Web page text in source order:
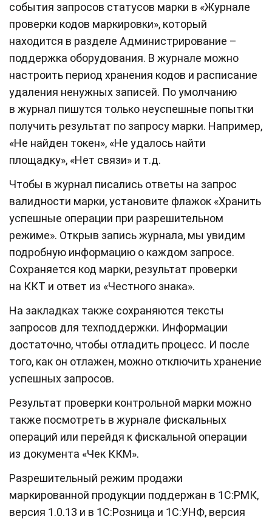
события запросов статусов марки в «Журнале
проверки кодов маркировки», который
находится в разделе Администрирование –
поддержка оборудования. В журнале можно
настроить период хранения кодов и расписание
удаления ненужных записей. По умолчанию
в журнал пишутся только неуспешные попытки
получить результат по запросу марки. Например,
«Не найден токен», «Не удалось найти
площадку», «Нет связи» и т.д.
Чтобы в журнал писались ответы на запрос
валидности марки, установите флажок «Хранить
успешные операции при разрешительном
режиме». Открыв запись журнала, мы увидим
подробную информацию о каждом запросе.
Сохраняется код марки, результат проверки
на ККТ и ответ из «Честного знака».
На закладках также сохраняются тексты
запросов для техподдержки. Информации
достаточно, чтобы отладить процесс. И после
того, как он отлажен, можно отключить хранение
успешных запросов.
Результат проверки контрольной марки можно
также посмотреть в журнале фискальных
операций или перейдя к фискальной операции
из документа «Чек ККМ».
Разрешительный режим продажи
маркированной продукции поддержан в 1С:РМК,
версия 1.0.13 и в 1С:Розница и 1С:УНФ, версия